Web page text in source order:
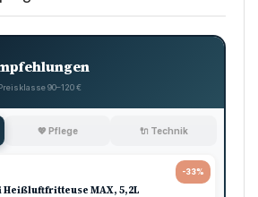
90–120 €
💖 Pflege 🔌 Technik
-33%
Heißluftfritteuse MAX, 5,2L